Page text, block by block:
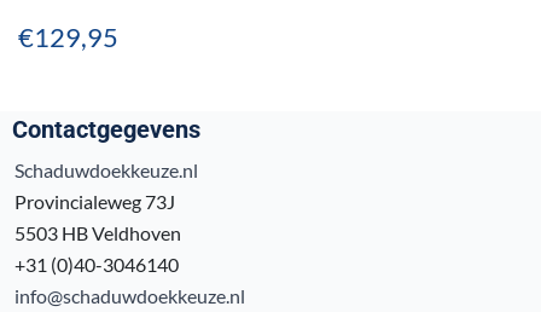
€129,95
Contactgegevens
Schaduwdoekkeuze.nl
Provincialeweg 73J
5503 HB Veldhoven
+31 (0)40-3046140
info@schaduwdoekkeuze.nl